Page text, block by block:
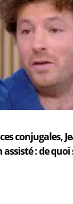
conjugales,
: de quoi